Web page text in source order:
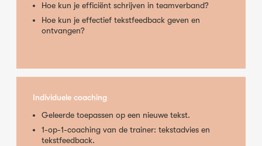
Hoe kun je efficiënt schrijven in teamverband?
Hoe kun je effectief tekstfeedback geven en
ontvangen?
Individuele coaching
Geleerde toepassen op een nieuwe tekst.
1-op-1-coaching van de trainer: tekstadvies en
tekstfeedback.